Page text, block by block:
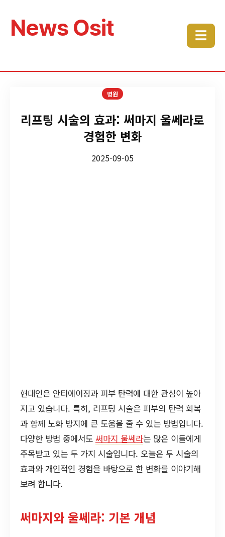
News Osit ☰
병원
리프팅 시술의 효과: 써마지 울쎄라로
경험한 변화
2025-09-05
현대인은 안티에이징과 피부 탄력에 대한 관심이 높아
지고 있습니다. 특히, 리프팅 시술은 피부의 탄력 회복
과 함께 노화 방지에 큰 도움을 줄 수 있는 방법입니다.
다양한 방법 중에서도 써마지 울쎄라는 많은 이들에게
주목받고 있는 두 가지 시술입니다. 오늘은 두 시술의
효과와 개인적인 경험을 바탕으로 한 변화를 이야기해
보려 합니다.
써마지와 울쎄라: 기본 개념